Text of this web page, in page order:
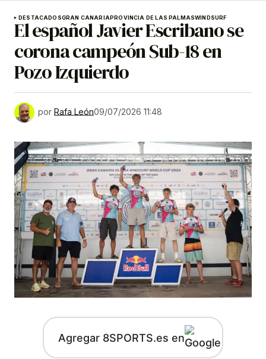
DESTACADOSGRAN CANARIAPROVINCIA DE LAS PALMASWINDSURF
El español Javier Escribano se
corona campeón Sub-18 en
Pozo Izquierdo
por Rafa León09/07/2026 11:48
Agregar 8SPORTS.es en